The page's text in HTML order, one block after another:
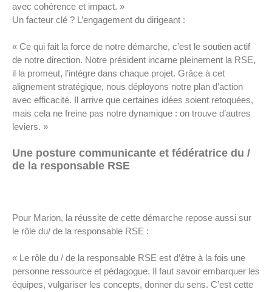
avec cohérence et impact. »
Un facteur clé ? L’engagement du dirigeant :
« Ce qui fait la force de notre démarche, c’est le soutien actif
de notre direction. Notre président incarne pleinement la RSE,
il la promeut, l’intègre dans chaque projet. Grâce à cet
alignement stratégique, nous déployons notre plan d’action
avec efficacité. Il arrive que certaines idées soient retoquées,
mais cela ne freine pas notre dynamique : on trouve d’autres
leviers. »
Une posture communicante et fédératrice du /
de la responsable RSE
Pour Marion, la réussite de cette démarche repose aussi sur
le rôle du/ de la responsable RSE :
« Le rôle du / de la responsable RSE est d’être à la fois une
personne ressource et pédagogue. Il faut savoir embarquer les
équipes, vulgariser les concepts, donner du sens. C’est cette